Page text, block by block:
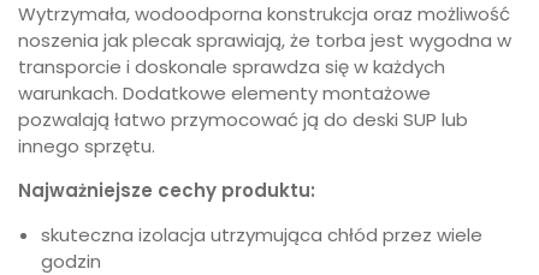
Wytrzymała, wodoodporna konstrukcja oraz możliwość
noszenia jak plecak sprawiają, że torba jest wygodna w
transporcie i doskonale sprawdza się w każdych
warunkach. Dodatkowe elementy montażowe
pozwalają łatwo przymocować ją do deski SUP lub
innego sprzętu.
Najważniejsze cechy produktu:
skuteczna izolacja utrzymująca chłód przez wiele
godzin